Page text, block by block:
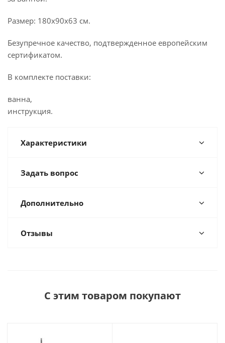
Размер: 180x90x63 см.
Безупречное качество, подтвержденное европейским
сертификатом.
В комплекте поставки:
ванна,
инструкция.
Характеристики
Задать вопрос
Дополнительно
Отзывы
С этим товаром покупают